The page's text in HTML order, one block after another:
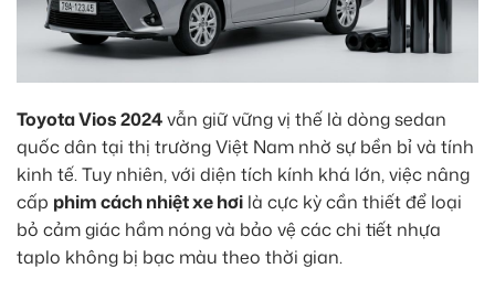
Toyota Vios 2024vẫn giữ vững vị thế là dòng sedan
quốc dân tại thị trường Việt Nam nhờ sự bền bỉ và tính
kinh tế. Tuy nhiên, với diện tích kính khá lớn, việc nâng
cấp phim cách nhiệt xe hơi là cực kỳ cần thiết để loại
bỏ cảm giác hầm nóng và bảo vệ các chi tiết nhựa
taplo không bị bạc màu theo thời gian.